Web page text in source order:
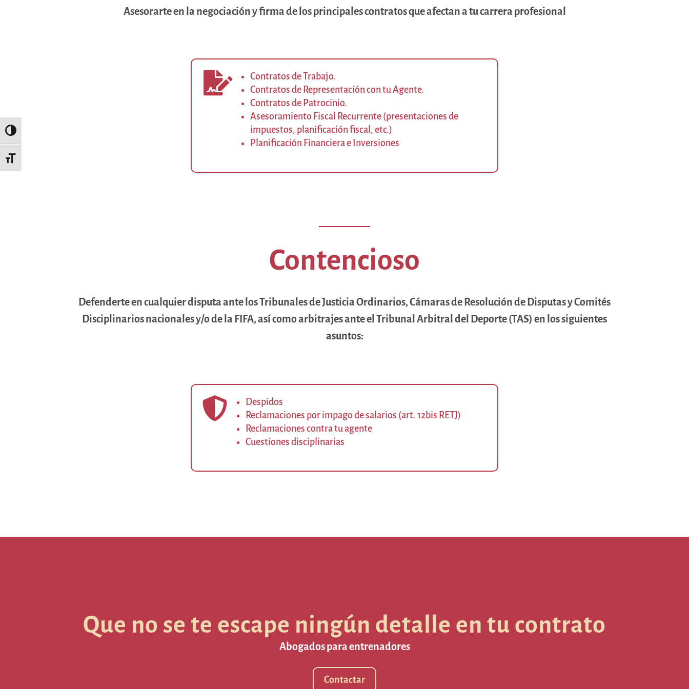
Alternar alto contraste
Alternar tamaño de letra
Asesorarte en la negociación y firma de los principales contratos que afectan a tu carrera profesional

Contratos de Trabajo.
Contratos de Representación con tu Agente.
Contratos de Patrocinio.
Asesoramiento Fiscal Recurrente (presentaciones de
impuestos, planificación fiscal, etc.)
Planificación Financiera e Inversiones
Contencioso
Defenderte en cualquier disputa ante los Tribunales de Justicia Ordinarios, Cámaras de Resolución de Disputas y Comités
Disciplinarios nacionales y/o de la FIFA, así como arbitrajes ante el Tribunal Arbitral del Deporte (TAS) en los siguientes
asuntos:

Despidos
Reclamaciones por impago de salarios (art. 12bis RETJ)
Reclamaciones contra tu agente
Cuestiones disciplinarias
Que no se te escape ningún detalle en tu contrato
Abogados para entrenadores
Contactar